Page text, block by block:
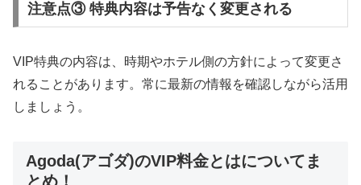
注意点③ 特典内容は予告なく変更される
VIP特典の内容は、時期やホテル側の方針によって変更さ
れることがあります。常に最新の情報を確認しながら活用
しましょう。
Agoda(アゴダ)のVIP料金とはについてま
とめ！